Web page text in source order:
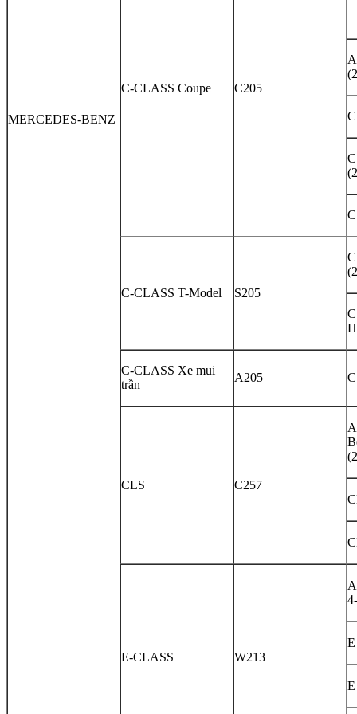
MERCEDES-BENZ
C-CLASS Coupe C205
C-CLASS T-Model S205
C-CLASS Xe mui
trần
A205
CLS C257
E-CLASS W213